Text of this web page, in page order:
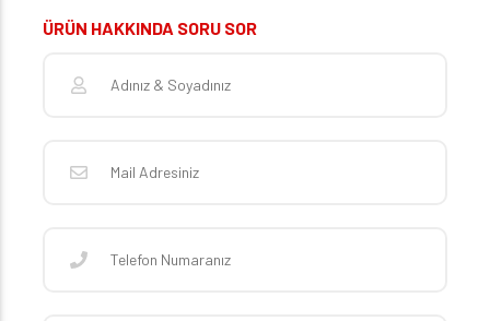
ÜRÜN HAKKINDA SORU SOR